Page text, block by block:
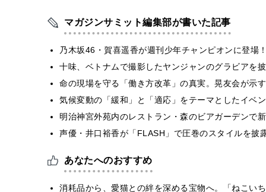
マガジンサミット編集部が書いた記事
乃木坂46・賀喜遥香が週刊少年チャンピオンに登
十味、ベトナムで撮影したヤンジャンのグラビアを
命の現場を守る「働き方改革」の真実。晃友会が示
気候変動の「緩和」と「適応」をテーマとしたイベ
明治神宮外苑内のレストラン・森のビアガーデンで
声優・井口裕香が「FLASH」で圧巻のスタイルを
あなたへのおすすめ
消耗品から、愛猫との絆を深める宝物へ。「ねこい